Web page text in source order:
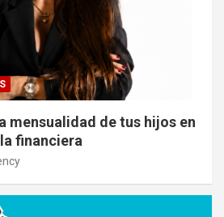
mensualidad de tus hijos en
financiera